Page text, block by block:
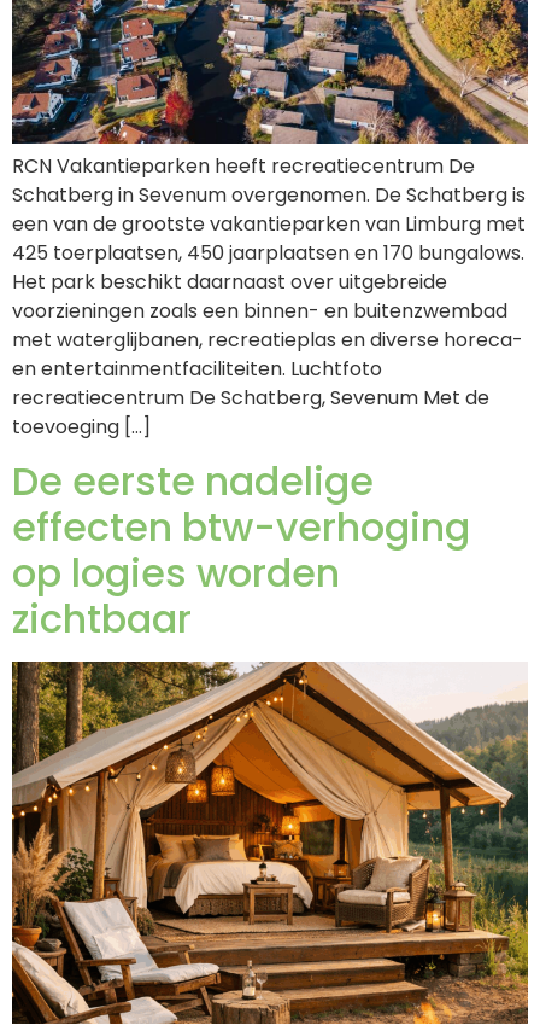
RCN Vakantieparken heeft recreatiecentrum De
Schatberg in Sevenum overgenomen. De Schatberg is
een van de grootste vakantieparken van Limburg met
425 toerplaatsen, 450 jaarplaatsen en 170 bungalows.
Het park beschikt daarnaast over uitgebreide
voorzieningen zoals een binnen- en buitenzwembad
met waterglijbanen, recreatieplas en diverse horeca-
en entertainmentfaciliteiten. Luchtfoto
recreatiecentrum De Schatberg, Sevenum Met de
toevoeging […]
De eerste nadelige
effecten btw-verhoging
op logies worden
zichtbaar